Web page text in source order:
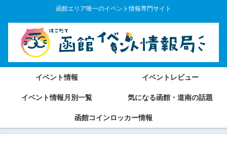
函館エリア唯一のイベント情報専門サイト
イベント情報 イベントレビュー
イベント情報月別一覧 気になる函館・道南の話題
函館コインロッカー情報